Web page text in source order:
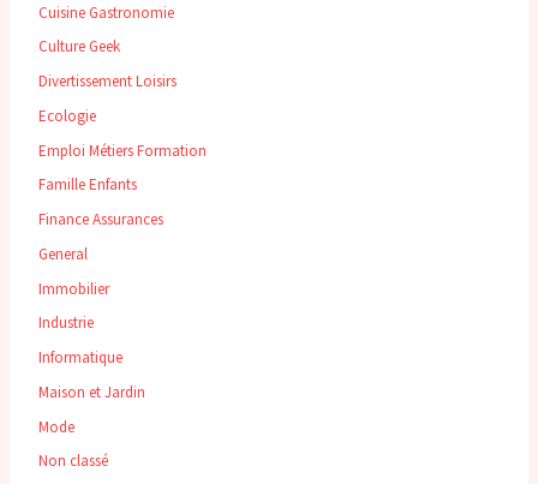
Cuisine Gastronomie
Culture Geek
Divertissement Loisirs
Ecologie
Emploi Métiers Formation
Famille Enfants
Finance Assurances
General
Immobilier
Industrie
Informatique
Maison et Jardin
Mode
Non classé